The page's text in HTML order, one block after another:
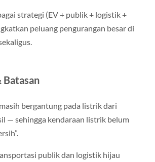
strategi (EV + publik + logistik +
peluang pengurangan besar di
Batasan
bergantung pada listrik dari
— sehingga kendaraan listrik belum
publik dan logistik hijau